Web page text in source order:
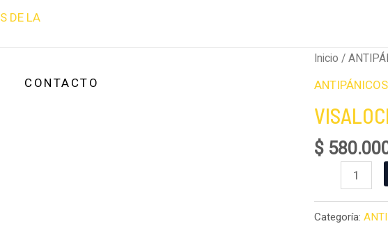
CONTACTO
Inicio /
ANTIPÁNICOS
$
VISALOCK
PUSH
cantidad
Categoría: